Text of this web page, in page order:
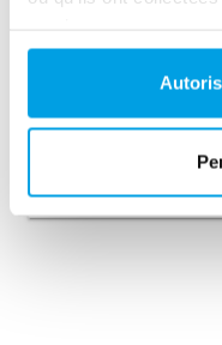
chauffage urbain de